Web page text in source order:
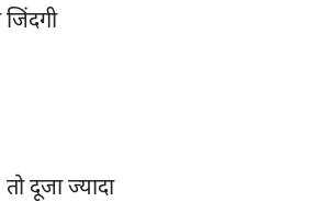
दूजा ज्यादा